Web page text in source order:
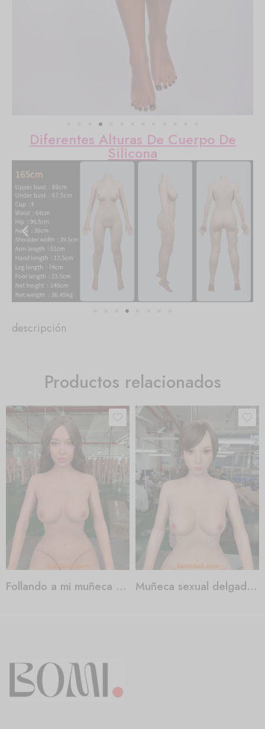
Diferentes Alturas De Cuerpo De
Silicona
descripción
Productos relacionados
Follando a mi muñeca sexual Muñeca sexual delgada de pechos pequeños